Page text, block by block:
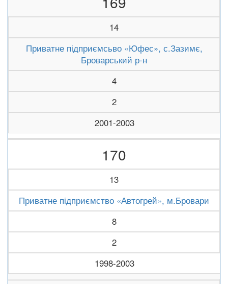
14
Приватне підприємсьво «Юфес», с.Зазимє,
Броварський р-н
4
2
2001-2003
170
13
Приватне підприємство «Автогрей», м.Бровари
8
2
1998-2003